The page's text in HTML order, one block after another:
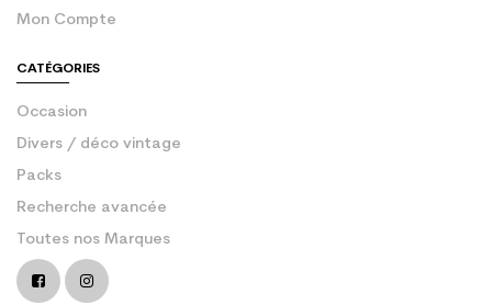
Mon Compte
CATÉGORIES
Occasion
Divers / déco vintage
Packs
Recherche avancée
Toutes nos Marques